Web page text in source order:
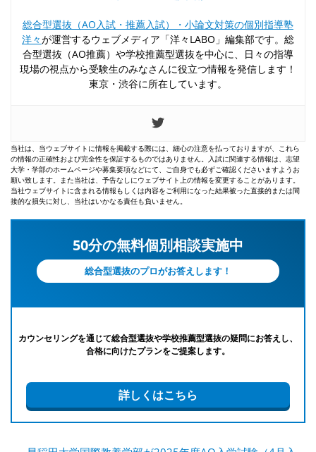
総合型選抜（AO入試・推薦入試）・小論文対策の個別指導塾
洋々が運営するウェブメディア「洋々LABO」編集部です。総
合型選抜（AO推薦）や学校推薦型選抜を中心に、日々の指導
現場の視点から受験生のみなさんに役立つ情報を発信します！
東京・渋谷に所在しています。
当社は、当ウェブサイトに情報を掲載する際には、細心の注意を払っておりますが、これら
の情報の正確性および完全性を保証するものではありません。入試に関連する情報は、志望
大学・学部のホームページや募集要項などにて、ご自身でも必ずご確認くださいますようお
願い致します。また当社は、予告なしにウェブサイト上の情報を変更することがあります。
当社ウェブサイトに含まれる情報もしくは内容をご利用になった結果被った直接的または間
接的な損失に対し、当社はいかなる責任も負いません。
50分の無料個別相談実施中
総合型選抜のプロがお答えします！
カウンセリングを通じて総合型選抜や学校推薦型選抜の疑問にお答えし、
合格に向けたプランをご提案します。
詳しくはこちら